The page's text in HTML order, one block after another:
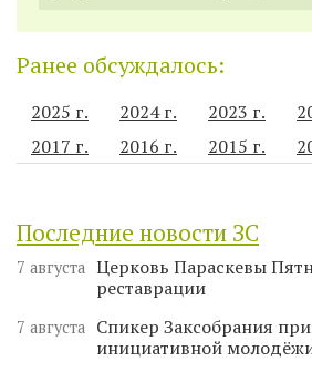
Ранее обсуждалось:
2025 г. 2024 г. 2023 г.
2017 г.
2016 г. 2015 г.
Последние новости ЗС
7 августа Церковь Параскевы
реставрации
7 августа
Спикер Заксобрания
инициативной